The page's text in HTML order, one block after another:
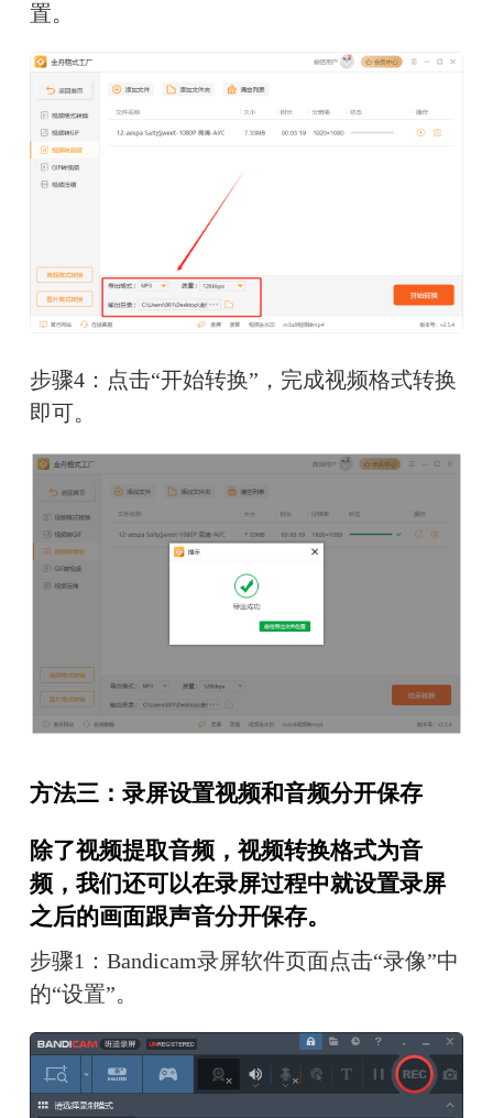
置。
步骤4：点击“开始转换”，完成视频格式转换
即可。
方法三：录屏设置视频和音频分开保存
除了视频提取音频，视频转换格式为音
频，我们还可以在录屏过程中就设置录屏
之后的画面跟声音分开保存。
步骤1：Bandicam录屏软件页面点击“录像”中
的“设置”。